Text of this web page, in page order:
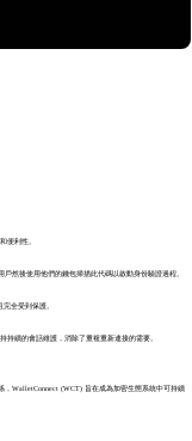
便利性。
然後使用他們的錢包掃描此代碼以啟動身份驗證過程。
全受到保護。
持續的會話維護，消除了重複重新連接的需要。
，WalletConnect (WCT) 旨在成為加密生態系統中可持續